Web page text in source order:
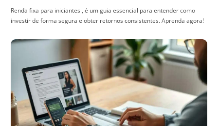
Renda fixa para iniciantes , é um guia essencial para entender como
investir de forma segura e obter retornos consistentes. Aprenda agora!